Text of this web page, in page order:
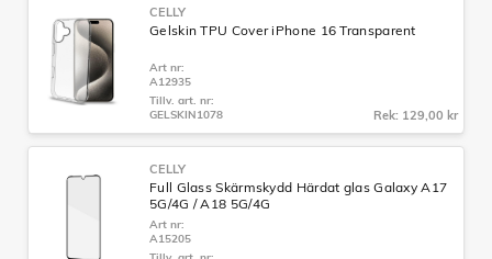
CELLY
Gelskin TPU Cover iPhone 16 Transparent
Art nr:
A12935
Tillv. art. nr:
GELSKIN1078
Rek: 129,00 kr
CELLY
Full Glass Skärmskydd Härdat glas Galaxy A17
5G/4G / A18 5G/4G
Art nr:
A15205